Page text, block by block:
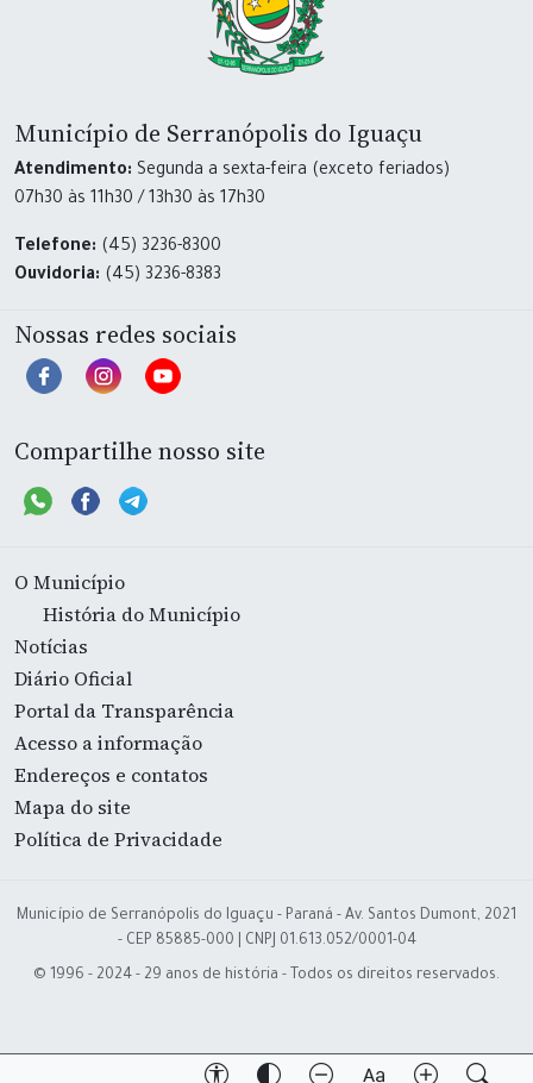
Município de Serranópolis do Iguaçu
Atendimento: Segunda a sexta-feira (exceto feriados)
07h30 às 11h30 / 13h30 às 17h30
Telefone: (45) 3236-8300
Ouvidoria: (45) 3236-8383
Nossas redes sociais
Compartilhe nosso site
O Município
História do Município
Notícias
Diário Oficial
Portal da Transparência
Acesso a informação
Endereços e contatos
Mapa do site
Política de Privacidade
Município de Serranópolis do Iguaçu - Paraná - Av. Santos Dumont, 2021
- CEP 85885-000 | CNPJ 01.613.052/0001-04
© 1996 - 2024 - 29 anos de história - Todos os direitos reservados.